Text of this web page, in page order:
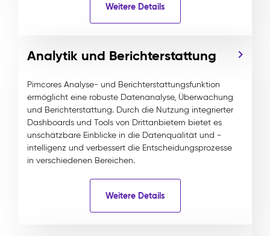
Weitere Details
Analytik und Berichterstattung
Pimcores Analyse- und Berichterstattungsfunktion
ermöglicht eine robuste Datenanalyse, Überwachung
und Berichterstattung. Durch die Nutzung integrierter
Dashboards und Tools von Drittanbietern bietet es
unschätzbare Einblicke in die Datenqualität und -
intelligenz und verbessert die Entscheidungsprozesse
in verschiedenen Bereichen.
Weitere Details